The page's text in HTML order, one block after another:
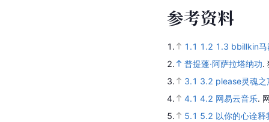
参考资料
1. 1.1 1.2 1.3 bbillkin马
2.
普提蓬·阿萨拉塔纳功.
3.
3.1 3.2 please灵魂
4.
4.1 4.2 网易云音乐.
5.
5.1 5.2 以你的心诠